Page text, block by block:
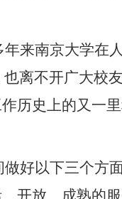
年来南京大学在
离不开广大校
历史上的又一里
做好以下三个方
开放、成熟的